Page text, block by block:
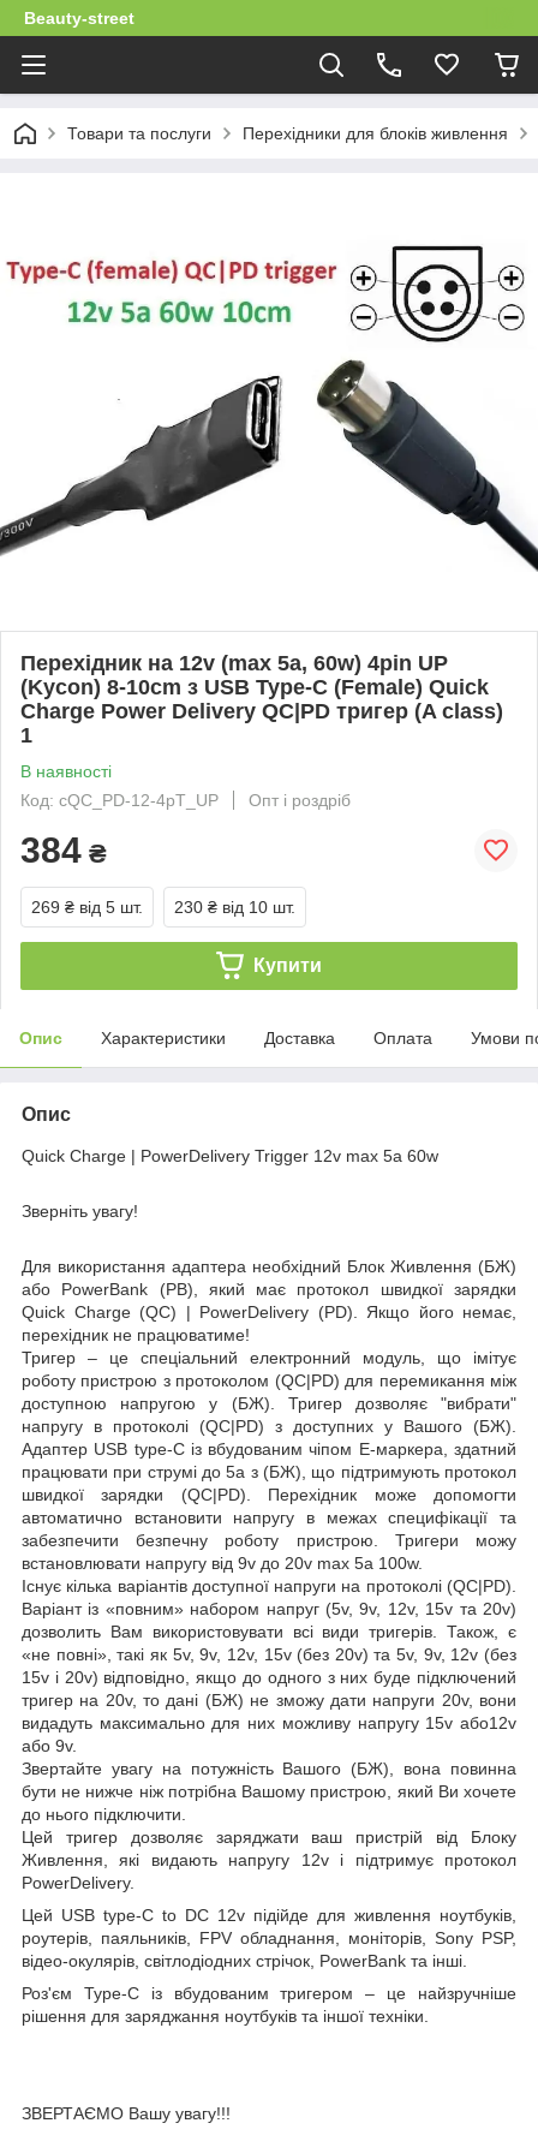
Beauty-street
Товари та послуги Перехідники для блоків живлення
Перехідник на 12v (max 5a, 60w) 4pin UP
(Kycon) 8-10cm з USB Type-C (Female) Quick
Charge Power Delivery QC|PD тригер (A class)
1
В наявності
Код: cQC_PD-12-4pT_UP
Опт і роздріб
384 ₴
269 ₴ від 5 шт. 230 ₴ від 10 шт.
Купити
Опис Характеристики Доставка Оплата Умови
Опис
Quick Charge | PowerDelivery Trigger 12v max 5a 60w
Зверніть увагу!
Для використання адаптера необхідний Блок Живлення (БЖ)
або PowerBank (PB) , який має протокол швидкої зарядки
Quick Charge (QC) | PowerDelivery (PD)
Якщо його немає,
перехідник не працюватиме!
Тригер – це спеціальний електронний модуль, що імітує
роботу пристрою з протоколом (QC|PD) для перемикання між
доступною напругою у (БЖ). Тригер дозволяє "вибрати"
напругу в протоколі (QC|PD) з доступних у Вашого (БЖ).
Адаптер USB type-C із вбудованим чіпом E-маркера, здатний
працювати при струмі до 5a з (БЖ), що підтримують протокол
швидкої зарядки (QC|PD). Перехідник може допомогти
автоматично встановити напругу в межах специфікації та
забезпечити безпечну роботу пристрою. Тригери можу
встановлювати напругу від 9v до 20v max 5a 100w.
Існує кілька варіантів доступної напруги на протоколі (QC|PD).
Варіант із «повним» набором напруг (5v, 9v, 12v, 15v та 20v)
дозволить Вам використовувати всі види тригерів. Також, є
«не повні», такі як 5v, 9v, 12v, 15v (без 20v) та 5v, 9v, 12v (без
15v і 20v) відповідно, якщо до одного з них буде підключений
тригер на 20v, то дані (БЖ) не зможу дати напруги 20v, вони
видадуть максимально для них можливу напругу 15v або12v
або 9v.
Звертайте увагу на потужність Вашого (БЖ), вона повинна
бути не нижче ніж потрібна Вашому пристрою, який Ви хочете
до нього підключити.
Цей тригер дозволяє заряджати ваш пристрій від Блоку
Живлення, які видають напругу 12v і підтримує протокол
PowerDelivery.
Цей USB type-C to DC 12v підійде для живлення ноутбуків,
роутерів, паяльників, FPV обладнання, моніторів, Sony PSP,
відео-окулярів, світлодіодних стрічок, PowerBank та інші.
Роз'єм Type-C із вбудованим тригером – це найзручніше
рішення для заряджання ноутбуків та іншої техніки.
ЗВЕРТАЄМО Вашу увагу!!!